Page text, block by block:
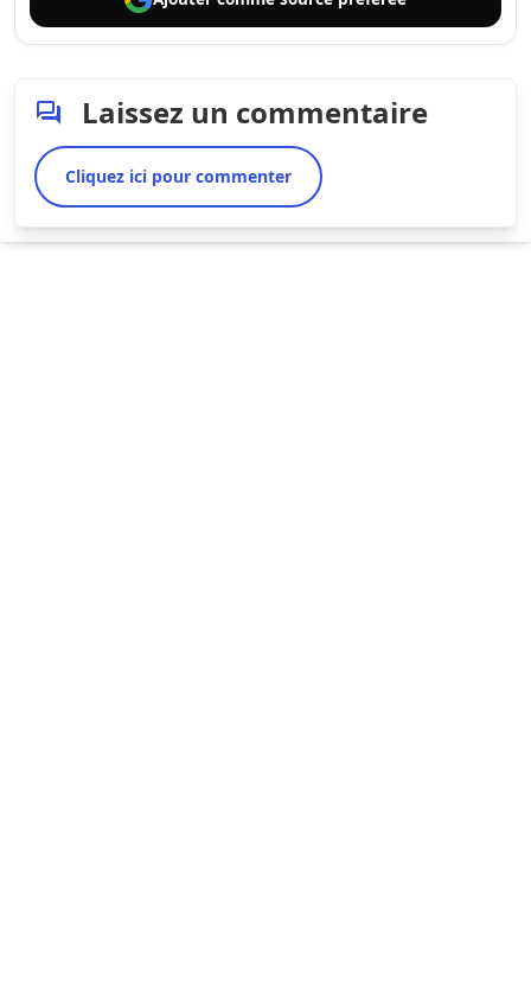
Laissez un commentaire
Cliquez ici pour commenter